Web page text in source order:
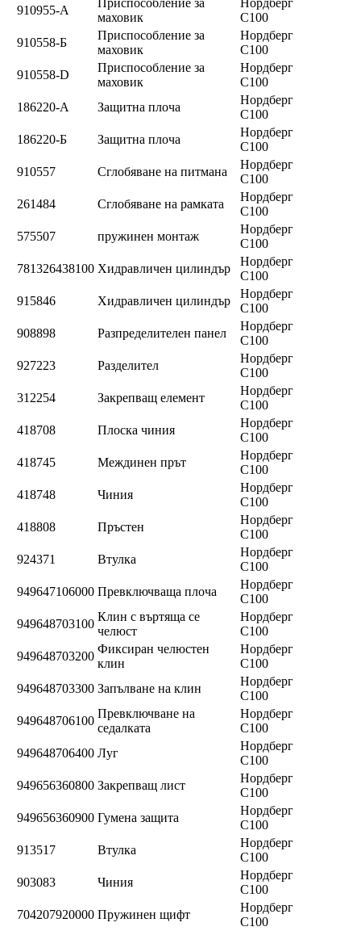
910955-А
маховик
C100
910558-Б
Приспособление за
маховик
Нордберг
C100
910558-D
Приспособление за
маховик
Нордберг
C100
186220-А
Защитна плоча
Нордберг
C100
186220-Б
Защитна плоча
Нордберг
C100
910557
Сглобяване на питмана
Нордберг
C100
261484
Сглобяване на рамката
Нордберг
C100
575507
пружинен монтаж
Нордберг
C100
781326438100 Хидравличен цилиндър
Нордберг
C100
915846
Хидравличен цилиндър
Нордберг
C100
908898
Разпределителен панел
Нордберг
C100
927223
Разделител
Нордберг
C100
312254
Закрепващ елемент
Нордберг
C100
418708
Плоска чиния
Нордберг
C100
418745
Междинен прът
Нордберг
C100
418748
Чиния
Нордберг
C100
418808
Пръстен
Нордберг
C100
924371
Втулка
Нордберг
C100
949647106000 Превключваща плоча
Нордберг
C100
949648703100
Клин с въртяща се
челюст
Нордберг
C100
949648703200
Фиксиран челюстен
клин
Нордберг
C100
949648703300 Запълване на клин
Нордберг
C100
949648706100
Превключване на
седалката
Нордберг
C100
949648706400 Луг
Нордберг
C100
949656360800 Закрепващ лист
Нордберг
C100
949656360900 Гумена защита
Нордберг
C100
913517
Втулка
Нордберг
C100
903083
Чиния
Нордберг
C100
704207920000 Пружинен щифт
Нордберг
C100